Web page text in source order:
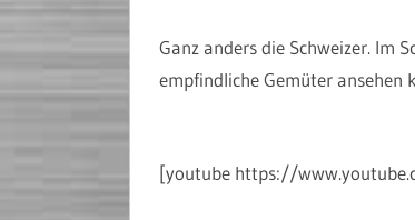
Ganz anders die Schweizer. Im
empfindliche Gemüter ansehen
[youtube https://